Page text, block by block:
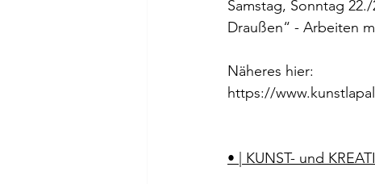
Samstag, Sonntag
Draußen“ - Arbeiten
Näheres hier:
https://
• | KUNST- und